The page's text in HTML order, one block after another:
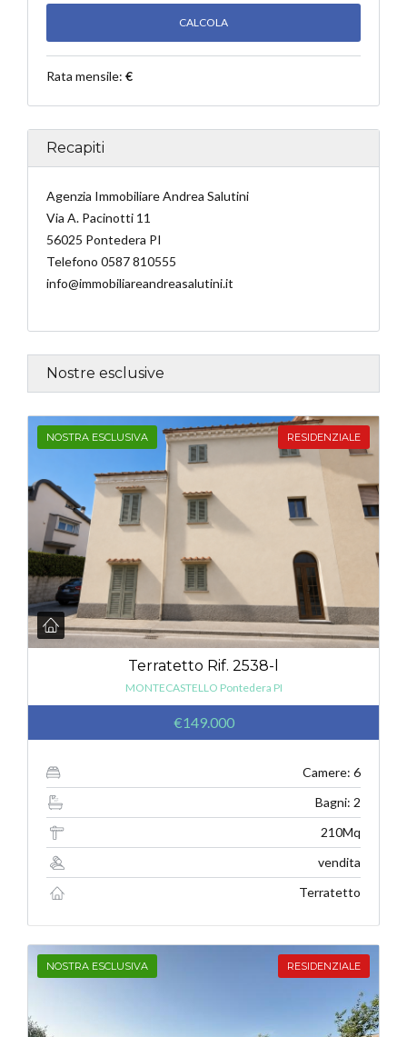
Rata mensile: €
Recapiti
Agenzia Immobiliare Andrea Salutini
Via A. Pacinotti 11
56025 Pontedera PI
Telefono 0587 810555
info@immobiliareandreasalutini.it
Nostre esclusive
NOSTRA ESCLUSIVA RESIDENZIALE
Terratetto Rif. 2538-l
MONTECASTELLO Pontedera PI
€149.000
Camere: 6
Bagni: 2
210Mq
vendita
Terratetto
NOSTRA ESCLUSIVA RESIDENZIALE